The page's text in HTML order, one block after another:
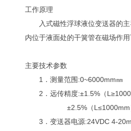
工作原理
入式磁性浮球液位变送器的主
内位于液面处的干簧管在磁场作
主要技术参数
1．测量范围:0~6000mm㎜
2．远传精度:±1.5%（
±2.5%（L≤1000mm
3．变送器电源:24VDC 4-